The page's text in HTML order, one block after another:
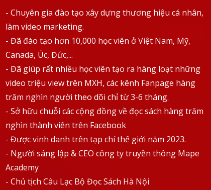
- Chuyên gia đào tạo xây dựng thương hiệu cá nhân,
làm video marketing.
- Đã đào tạo hơn 10,000 học viên ở Việt Nam, Mỹ,
Canada, Úc, Đức,...
- Đã giúp rất nhiều học viên tạo ra hàng loạt những
video triệu view trên MXH, các kênh Fanpage hàng
trăm nghìn người theo dõi chỉ từ 3-6 tháng.
- Sở hữu chuỗi các cộng đồng về đọc sách hàng trăm
nghìn thành viên trên Facebook
- Được vinh danh trên tạp chí thế giới năm 2023.
- Người sáng lập & CEO công ty truyền thông Mape
Academy
- Chủ tịch Câu Lạc Bộ Đọc Sách Hà Nội